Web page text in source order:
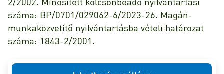
száma: BP/0701/029062-6/2023-26. Magán-
munkaközvetítő nyilvántartásba vételi határozat
száma: 1843-2/2001.